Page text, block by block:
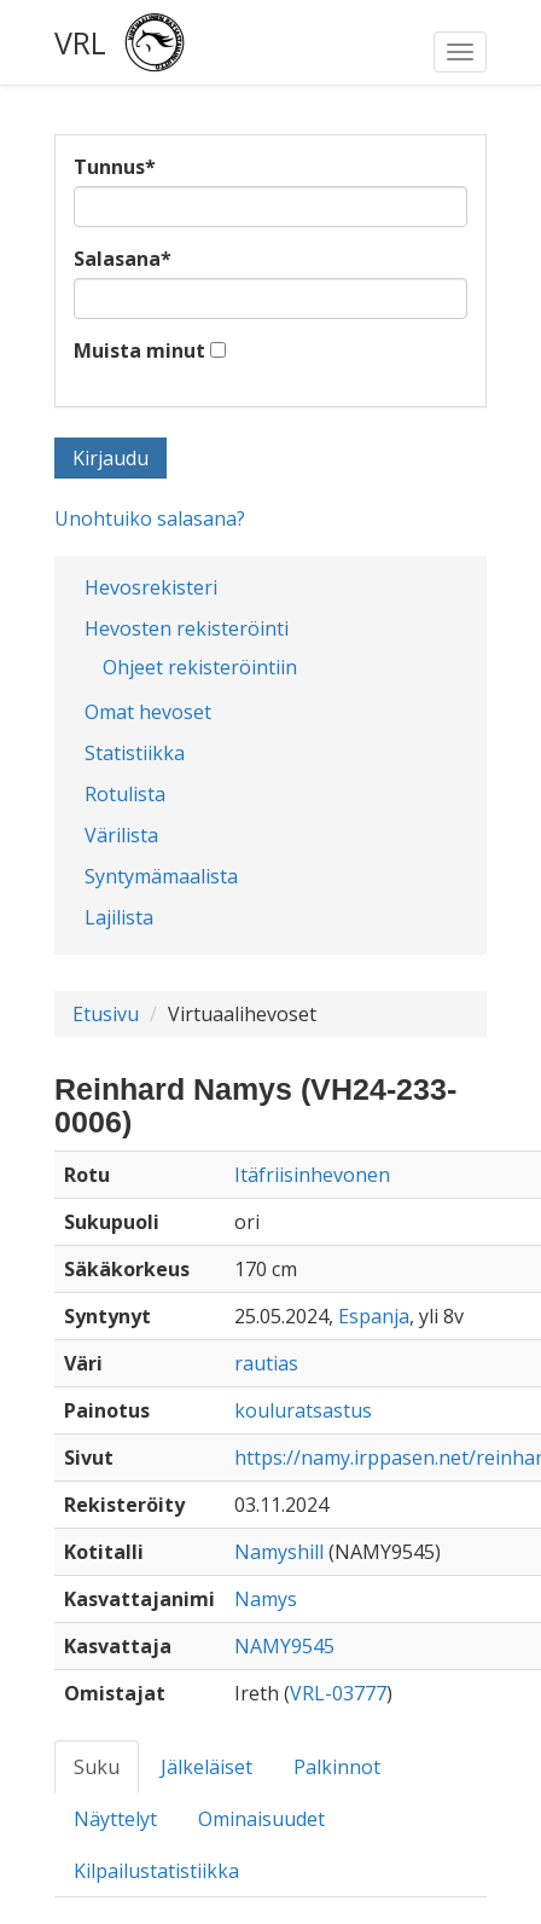
Toggle
VRL
Hevosrekisteri
Hevosten rekisteröinti
Ohjeet rekisteröintiin
Omat hevoset
Statistiikka
Rotulista
Värilista
Syntymämaalista
Lajilista
Tunnus*
Salasana*
Muista minut
Unohtuiko salasana?
Etusivu Virtuaalihevoset
Reinhard Namys (VH24-233-
0006)
Rotu
Itäfriisinhevonen
Sukupuoli
ori
Säkäkorkeus
170 cm
Syntynyt
25.05.2024, Espanja, yli 8v
Väri
rautias
Painotus
kouluratsastus
Sivut
https://namy.irppasen.net/
Rekisteröity
03.11.2024
Kotitalli
Namyshill (NAMY9545)
Kasvattajanimi
Namys
Kasvattaja
NAMY9545
Omistajat
Ireth (VRL-03777)
Suku Jälkeläiset
Palkinnot
Näyttelyt
Ominaisuudet
Kilpailustatistiikka